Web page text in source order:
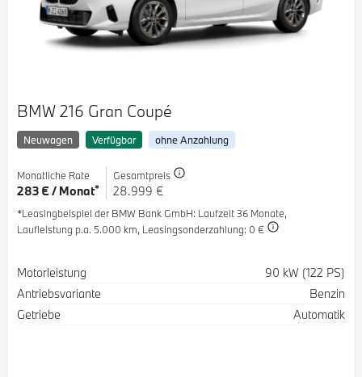
BMW 216 Gran Coupé
Neuwagen Verfügbar ohne Anzahlung
Monatliche Rate
283 € / Monat*
Gesamtpreis
28.999 €
*Leasingbeispiel der BMW Bank GmbH: Laufzeit 36 Monate,
Laufleistung p.a. 5.000 km, Leasingsonderzahlung: 0 €
Spezifikation
Motorleistung
90 kW (122 PS)
Antriebsvariante
Benzin
Getriebe
Automatik